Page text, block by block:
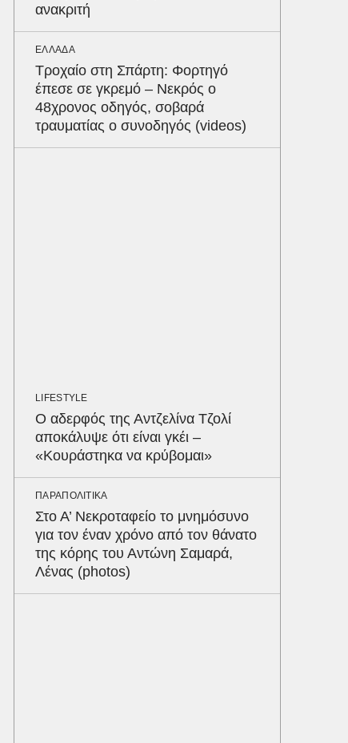
ανακριτή
ΕΛΛΑΔΑ
Τροχαίο στη Σπάρτη: Φορτηγό
έπεσε σε γκρεμό – Νεκρός ο
48χρονος οδηγός, σοβαρά
τραυματίας ο συνοδηγός (videos)
LIFESTYLE
Ο αδερφός της Αντζελίνα Τζολί
αποκάλυψε ότι είναι γκέι –
«Κουράστηκα να κρύβομαι»
ΠΑΡΑΠΟΛΙΤΙΚΑ
Στο Α’ Νεκροταφείο το μνημόσυνο
για τον έναν χρόνο από τον θάνατο
της κόρης του Αντώνη Σαμαρά,
Λένας (photos)